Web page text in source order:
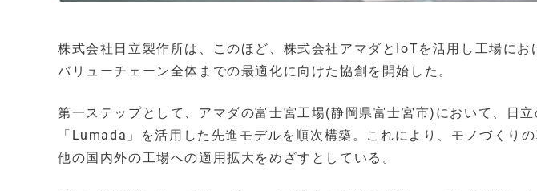
株式会社日立製作所は、このほど、株式会社アマダとIoTを活用し工場にお
バリューチェーン全体までの最適化に向けた協創を開始した。
第一ステップとして、アマダの富士宮工場(静岡県富士宮市)において、日
「Lumada」を活用した先進モデルを順次構築。これにより、モノづくり
他の国内外の工場への適用拡大をめざすとしている。